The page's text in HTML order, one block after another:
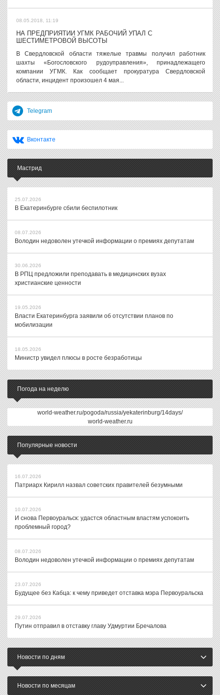
08.05.2018, 11:19
НА ПРЕДПРИЯТИИ УГМК РАБОЧИЙ УПАЛ С
ШЕСТИМЕТРОВОЙ ВЫСОТЫ
В Свердловской области тяжелые травмы получил работник
шахты «Богословского рудоуправления», принадлежащего
компании УГМК. Как сообщает прокуратура Свердловской
области, инцидент произошел 4 мая...
Telegram
Вконтакте
Мастрид
25.07.2026
В Екатеринбурге сбили беспилотник
08.07.2026
Володин недоволен утечкой информации о премиях депутатам
30.06.2026
В РПЦ предложили преподавать в медицинских вузах
христианские ценности
19.05.2026
Власти Екатеринбурга заявили об отсутствии планов по
мобилизации
18.05.2026
Министр увидел плюсы в росте безработицы
Погода на неделю
world-weather.ru/pogoda/russia/yekaterinburg/14days/
world-weather.ru
Популярные новости
16.07.2026
Патриарх Кирилл назвал советских правителей безумными
10.07.2026
И снова Первоуральск: удастся областным властям успокоить
проблемный город?
08.07.2026
Володин недоволен утечкой информации о премиях депутатам
23.07.2026
Будущее без Кабца: к чему приведет отставка мэра Первоуральска
29.07.2026
Путин отправил в отставку главу Удмуртии Бречалова
Новости по дням
Новости по месяцам